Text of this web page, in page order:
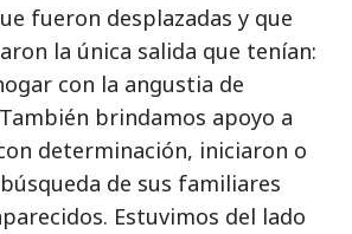
fueron desplazadas y que
la única salida que tenían:
con la angustia de
brindamos apoyo a
determinación, iniciaron o
de sus familiares
Estuvimos del lado